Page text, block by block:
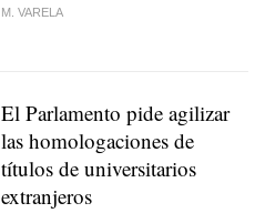
M. VARELA
El Parlamento pide agilizar
las homologaciones de
títulos de universitarios
extranjeros